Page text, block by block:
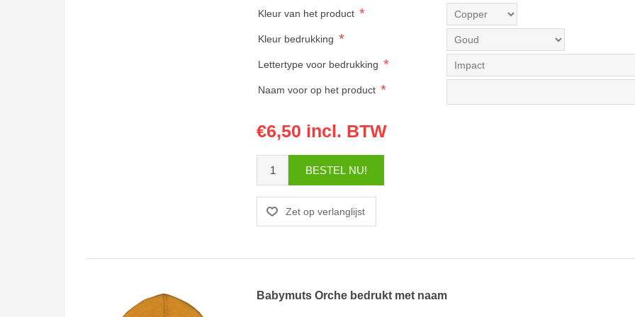
Kleur van het product *
Kleur bedrukking *
Lettertype voor bedrukking *
Naam voor op het product *
€6,50 incl. BTW
Babymuts Orche bedrukt met naam